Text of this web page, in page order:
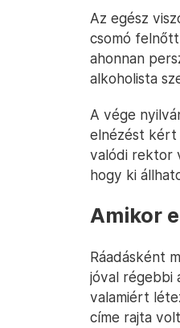
Az egész
csomó
ahonnan
alkoholista
A vége
elnézést kért
valódi rektor
hogy ki
Amikor
Ráadásként
jóval régebbi
valamiért
címe rajta